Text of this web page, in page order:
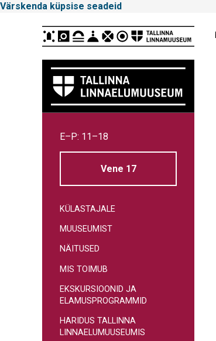
Värskenda küpsise seadeid
Linnamuuseum
E–P: 11–18
Vene 17
KÜLASTAJALE
MUUSEUMIST
NÄITUSED
MIS TOIMUB
EKSKURSIOONID JA
ELAMUSPROGRAMMID
HARIDUS TALLINNA
LINNAELUMUUSEUMIS